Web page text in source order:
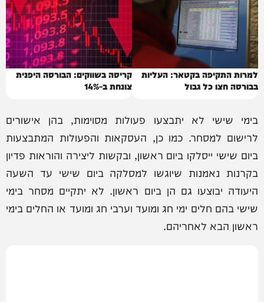
למרות התקיפה בקטאר: העליות
בבורסה חצו כל גבול
קריסה בשווקים: הבורסה היפנית
צונחת ב-14%
בימי שישי לא יתבצעו פעולות מסוימות, בהן אישורים
לרישום למסחר. כמו כן, העסקאות והפעולות המתבצעות
ביום שישי ייסלקו ביום ראשון, ובקשות ליצירה והוראות פדיון
בקרנות נאמנות שיוגשו למסלקה ביום שישי עד השעה
היעודה יבוצעו גם הן ביום ראשון. לא יתקיים מסחר בימי
שישי בהם חלים ימי חג ומועד וערבי חג ומועד או החלים בימי
ראשון הבא לאחריהם.